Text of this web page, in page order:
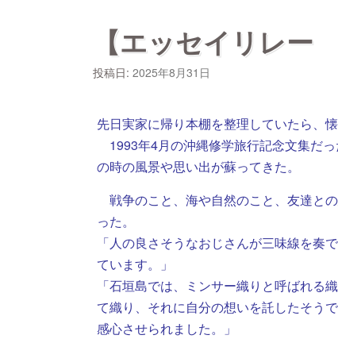
【エッセイリレ
投稿日: 2025年8月31日
先日実家に帰り本棚を整理していたら、
1993年4月の沖縄修学旅行記念文集だ
の時の風景や思い出が蘇ってきた。
戦争のこと、海や自然のこと、友達と
った。
「人の良さそうなおじさんが三味線を奏
ています。」
「石垣島では、ミンサー織りと呼ばれ
て織り、それに自分の想いを託したそう
感心させられました。」